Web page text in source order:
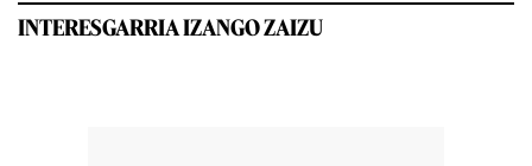
INTERESGARRIA IZANGO ZAIZU